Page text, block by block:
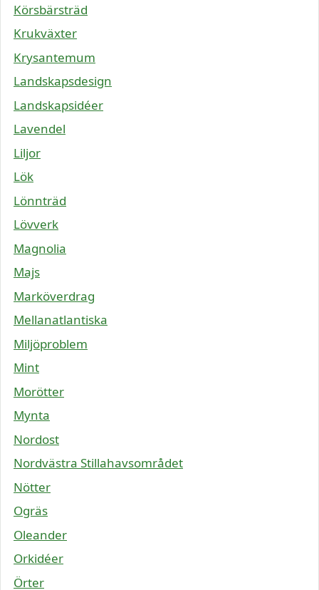
Körsbärsträd
Krukväxter
Krysantemum
Landskapsdesign
Landskapsidéer
Lavendel
Liljor
Lök
Lönnträd
Lövverk
Magnolia
Majs
Marköverdrag
Mellanatlantiska
Miljöproblem
Mint
Morötter
Mynta
Nordost
Nordvästra Stillahavsområdet
Nötter
Ogräs
Oleander
Orkidéer
Örter